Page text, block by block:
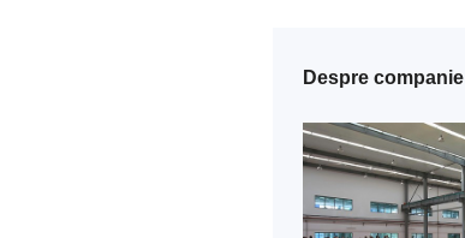
Despre companie